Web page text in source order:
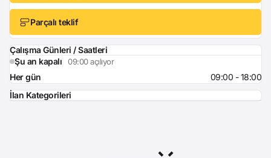
Parçalı teklif
Çalışma Günleri / Saatleri
Şu an kapalı
09:00 açılıyor
Her gün
09:00 - 18:00
İlan Kategorileri